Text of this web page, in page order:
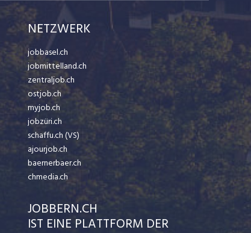
NETZWERK
jobbasel.ch
jobmittelland.ch
zentraljob.ch
ostjob.ch
myjob.ch
jobzüri.ch
schaffu.ch (VS)
ajourjob.ch
baernerbaer.ch
chmedia.ch
JOBBERN.CH
IST EINE PLATTFORM DER